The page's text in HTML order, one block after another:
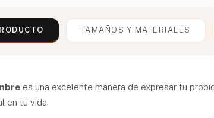
TAMAÑOS Y MATERIALES
es una excelente manera de expresar tu
en tu vida.